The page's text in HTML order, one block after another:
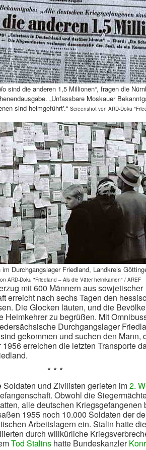
sind die anderen 1,5 Millionen“, fragen die
„Unfassbare Moskauer
sind heimgeführt'.“ Screenshot von ARD-Doku
Durchgangslager Friedland, Landkreis
ARD-Doku "Friedland – Als die Väter heimkamen" / AREF
mit 600 Männern aus sowjetischer
erreicht nach sechs Tagen den
Die Glocken läuten, und die
Heimkehrer zu begrüßen. Mit
Durchgangslager
gekommen und suchen den Mann,
1956 erreichen die letzten Transporte
* * *
Soldaten und Zivilisten gerieten im2.
Obwohl die
alle deutschen Kriegsgefangenen
1955 noch 10.000 Soldaten der
Arbeitslagern ein. Stalin hatte die
durch willkürliche
Tod Stalins hatte Bundeskanzler